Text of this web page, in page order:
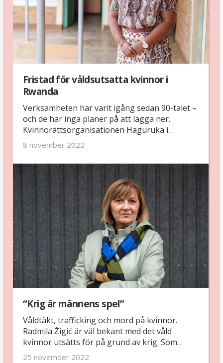
Fristad för våldsutsatta kvinnor i
Rwanda
Verksamheten har varit igång sedan 90-talet –
och de har inga planer på att lägga ner.
Kvinnorättsorganisationen Haguruka i
Rwanda erbjuder gratis juridisk rådgivning och
våld.
8 november 2022
“Krig är männens spel”
Våldtäkt, trafficking och mord på kvinnor.
Radmila Žigić är väl bekant med det våld
kvinnor utsätts för på grund av krig. Som
journalist bevakade hon kriget i Bosnien-
25 november 2022